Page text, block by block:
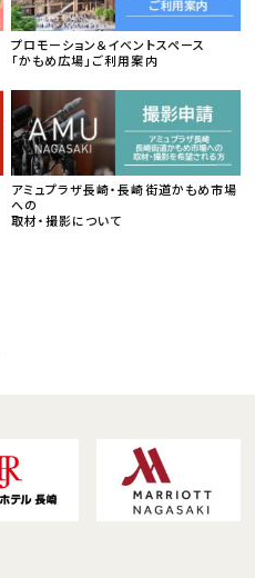
プロモーション＆イベントスペース
「かもめ広場」ご利用案内
アミュプラザ長崎・長崎街道かもめ市場
への
取材・撮影について